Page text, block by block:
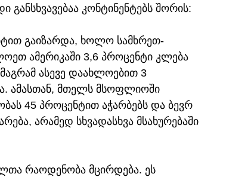
კონტინენტებს შორის:
გაიზარდა, ხოლო სამხრეთ-
ამერიკაში 3,6 პროცენტი კლება
ასევე დაახლოებით 3
ამასთან, მთელს მსოფლიოში
45 პროცენტით აჭარბებს და ბევრ
არამედ სხვადასხვა მსახურებაში
რაოდენობა მცირდება. ეს